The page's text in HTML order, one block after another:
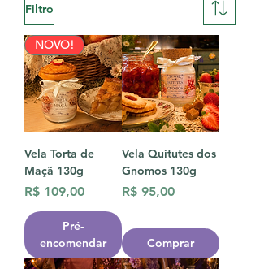
Filtro
NOVO!
Vela Torta de
Maçã 130g
Preço
R$ 109,00
Pré-
encomendar
Vela Quitutes dos
Gnomos 130g
Preço
R$ 95,00
Comprar